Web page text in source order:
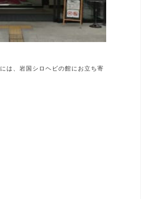
には、岩国シロヘビの館にお立ち寄